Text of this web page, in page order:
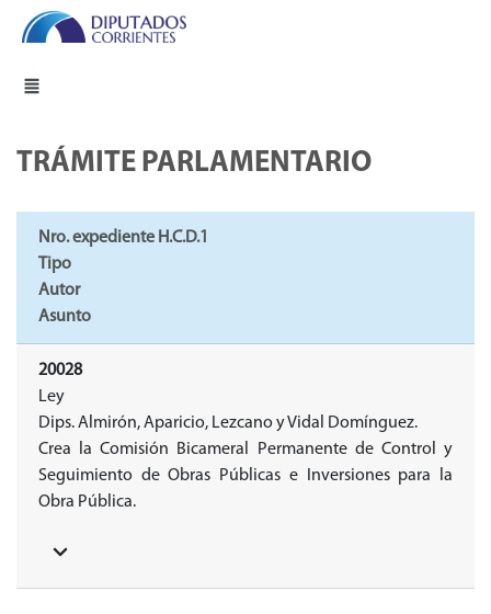
TRÁMITE PARLAMENTARIO
Nro. expediente H.C.D.1
Tipo
Autor
Asunto
20028
Ley
Dips. Almirón, Aparicio, Lezcano y Vidal Domínguez.
Crea la Comisión Bicameral Permanente de Control y
Seguimiento de Obras Públicas e Inversiones para la
Obra Pública.